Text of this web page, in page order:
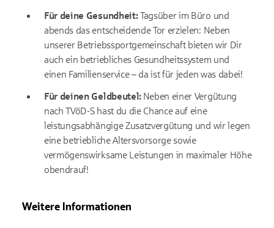
Für deine Gesundheit:Tagsüber im Büro und
abends das entscheidende Tor erzielen: Neben
unserer Betriebssportgemeinschaft bieten wir Dir
auch ein betriebliches Gesundheitssystem und
einen Familienservice – da ist für jeden was dabei!
Für deinen Geldbeutel: Neben einer Vergütung
nach TVöD-S hast du die Chance auf eine
leistungsabhängige Zusatzvergütung und wir legen
eine betriebliche Altersvorsorge sowie
vermögenswirksame Leistungen in maximaler Höhe
obendrauf!
Weitere Informationen